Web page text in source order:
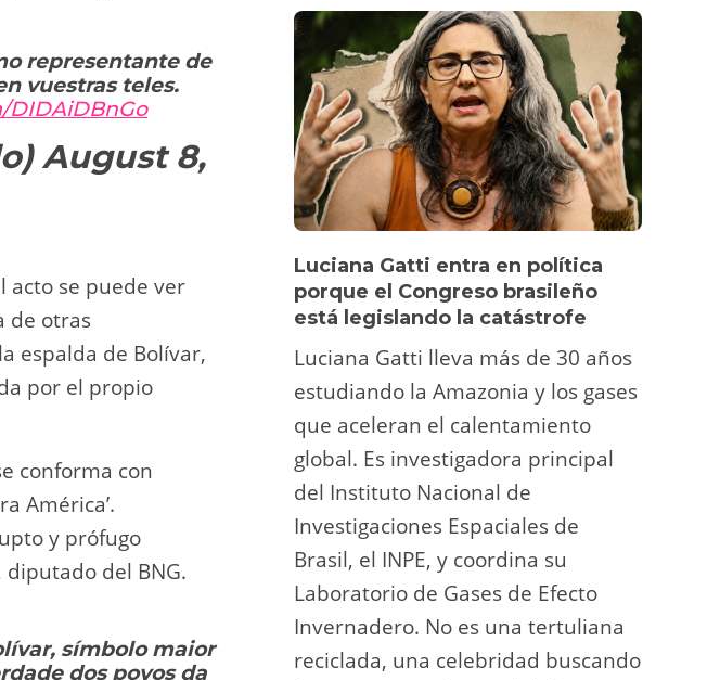
representante de
vuestras teles.
August 8,
acto se puede ver
de otras
espalda de Bolívar,
por el propio
conforma con
América’.
y prófugo
del BNG.
símbolo maior
dos povos da
Luciana Gatti entra en política
porque el Congreso brasileño
está legislando la catástrofe
Luciana Gatti lleva más de 30 años
estudiando la Amazonia y los gases
que aceleran el calentamiento
global. Es investigadora principal
del Instituto Nacional de
Investigaciones Espaciales de
Brasil, el INPE, y coordina su
Laboratorio de Gases de Efecto
Invernadero. No es una tertuliana
reciclada, una celebridad buscando